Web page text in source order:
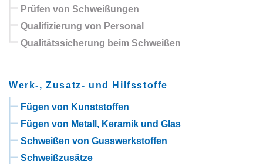
Prüfen von Schweißungen
Qualifizierung von Personal
Qualitätssicherung beim Schweißen
Werk-, Zusatz- und Hilfsstoffe
Fügen von Kunststoffen
Fügen von Metall, Keramik und Glas
Schweißen von Gusswerkstoffen
Schweißzusätze